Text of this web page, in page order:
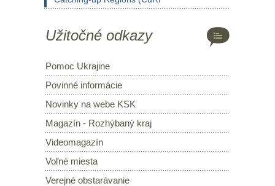
Užitočné odkazy
Pomoc Ukrajine
Povinné informácie
Novinky na webe KSK
Magazín - Rozhýbaný kraj
Videomagazín
Voľné miesta
Verejné obstarávanie